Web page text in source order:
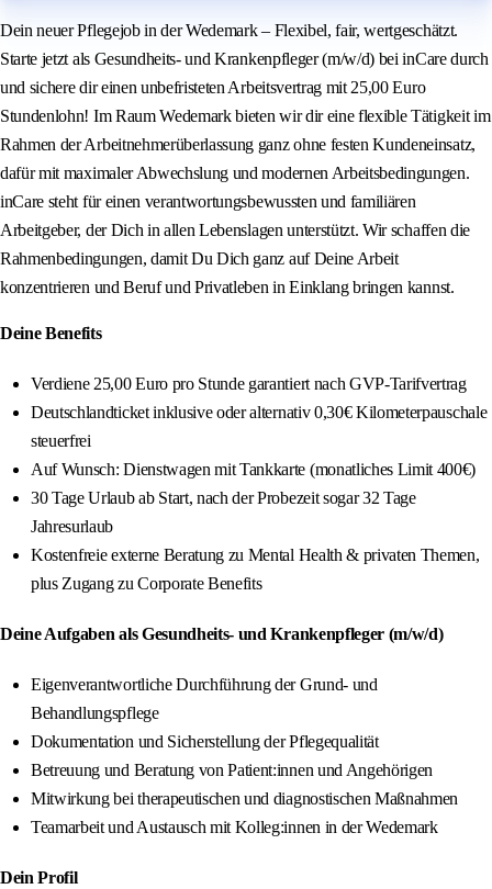
Dein neuer Pflegejob in der Wedemark – Flexibel, fair, wertgeschätzt.
Starte jetzt als Gesundheits- und Krankenpfleger (m/w/d) bei inCare durch
und sichere dir einen unbefristeten Arbeitsvertrag mit 25,00 Euro
Stundenlohn! Im Raum Wedemark bieten wir dir eine flexible Tätigkeit im
Rahmen der Arbeitnehmerüberlassung ganz ohne festen Kundeneinsatz,
dafür mit maximaler Abwechslung und modernen Arbeitsbedingungen.
inCare steht für einen verantwortungsbewussten und familiären
Arbeitgeber, der Dich in allen Lebenslagen unterstützt. Wir schaffen die
Rahmenbedingungen, damit Du Dich ganz auf Deine Arbeit
konzentrieren und Beruf und Privatleben in Einklang bringen kannst.
Deine Benefits
Verdiene 25,00 Euro pro Stunde garantiert nach GVP-Tarifvertrag
Deutschlandticket inklusive oder alternativ 0,30€ Kilometerpauschale
steuerfrei
Auf Wunsch: Dienstwagen mit Tankkarte (monatliches Limit 400€)
30 Tage Urlaub ab Start, nach der Probezeit sogar 32 Tage
Jahresurlaub
Kostenfreie externe Beratung zu Mental Health & privaten Themen,
plus Zugang zu Corporate Benefits
Deine Aufgaben als Gesundheits- und Krankenpfleger (m/w/d)
Eigenverantwortliche Durchführung der Grund- und
Behandlungspflege
Dokumentation und Sicherstellung der Pflegequalität
Betreuung und Beratung von Patient:innen und Angehörigen
Mitwirkung bei therapeutischen und diagnostischen Maßnahmen
Teamarbeit und Austausch mit Kolleg:innen in der Wedemark
Dein Profil